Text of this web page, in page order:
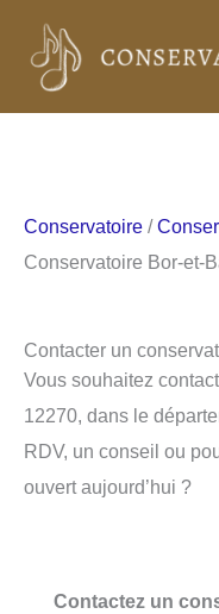
contenu
Conservatoire /
Conservatoire Bor-et-
Contacter un
Vous souhaitez
12270, dans le
RDV, un conseil ou
ouvert aujourd’hui ?
Contactez un